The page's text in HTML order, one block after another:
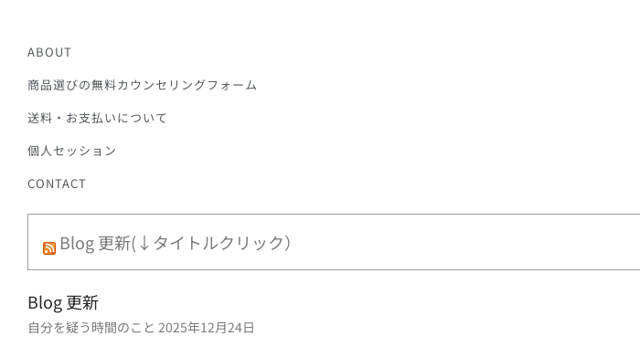
ABOUT
商品選びの無料カウンセリングフォーム
送料・お支払いについて
個人セッション
CONTACT
Blog 更新(↓タイトルクリック）
Blog 更新
自分を疑う時間のこと 2025年12月24日